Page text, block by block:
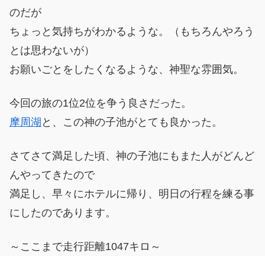
のだが
ちょっと気持ちがわかるような。（もちろんやろう
とは思わないが）
お願いごとをしたくなるような、神聖な雰囲気。
今回の旅の1位2位を争う良さだった。
摩周湖 と、この神の子池がとても良かった。
さてさて満足した頃、神の子池にもまた人がどんど
んやってきたので
満足し、早々にホテルに帰り、明日の行程を練る事
にしたのであります。
～ここまで走行距離1047キロ～